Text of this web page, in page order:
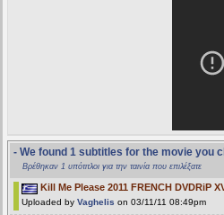
- We found 1 subtitles for the movie you
Βρέθηκαν 1 υπότιτλοι για την ταινία που επιλέξατε
Kill Me Please 2011 FRENCH DVDRiP
Uploaded by Vaghelis on 03/11/11 08:49pm